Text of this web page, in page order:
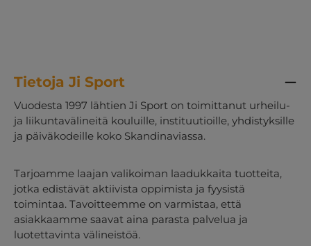
Tietoja Ji Sport
Vuodesta 1997 lähtien Ji Sport on toimittanut urheilu-
ja liikuntavälineitä kouluille, instituutioille, yhdistyksille
ja päiväkodeille koko Skandinaviassa.
Tarjoamme laajan valikoiman laadukkaita tuotteita,
jotka edistävät aktiivista oppimista ja fyysistä
toimintaa. Tavoitteemme on varmistaa, että
asiakkaamme saavat aina parasta palvelua ja
luotettavinta välineistöä.